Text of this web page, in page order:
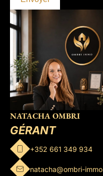
NATACHA OMBRI
GÉRANT
+352 661 349 934
natacha@ombri-